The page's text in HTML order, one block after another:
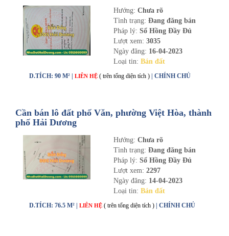
Hướng: Chưa rõ
Tình trạng: Đang đăng bán
Pháp lý: Sổ Hồng Đầy Đủ
Lượt xem: 3035
Ngày đăng: 16-04-2023
Loại tin: Bán đất
D.TÍCH: 90 M² | LIÊN HỆ ( trên tổng diện tích ) | CHÍNH CHỦ
Cần bán lô đất phố Văn, phường Việt Hòa, thành
phố Hải Dương
Hướng: Chưa rõ
Tình trạng: Đang đăng bán
Pháp lý: Sổ Hồng Đầy Đủ
Lượt xem: 2297
Ngày đăng: 14-04-2023
Loại tin: Bán đất
D.TÍCH: 76.5 M² | LIÊN HỆ ( trên tổng diện tích ) | CHÍNH CHỦ